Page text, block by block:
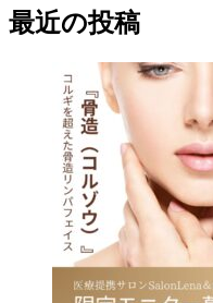
最近の投稿